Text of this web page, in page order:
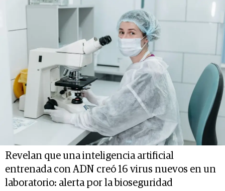
Revelan que una inteligencia artificial
entrenada con ADN creó 16 virus nuevos en un
laboratorio: alerta por la bioseguridad